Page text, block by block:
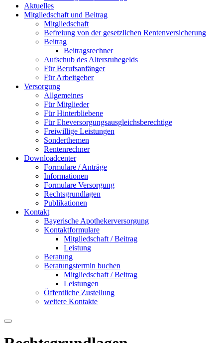
Aktuelles
Mitgliedschaft und Beitrag
Mitgliedschaft
Befreiung von der gesetzlichen Rentenversicherung
Beitrag
Beitragsrechner
Aufschub des Altersruhegelds
Für Berufsanfänger
Für Arbeitgeber
Versorgung
Allgemeines
Für Mitglieder
Für Hinterbliebene
Für Eheversorgungsausgleichsberechtige
Freiwillige Leistungen
Sonderthemen
Rentenrechner
Downloadcenter
Formulare / Anträge
Informationen
Formulare Versorgung
Rechtsgrundlagen
Publikationen
Kontakt
Bayerische Apothekerversorgung
Kontaktformulare
Mitgliedschaft / Beitrag
Leistung
Beratung
Beratungstermin buchen
Mitgliedschaft / Beitrag
Leistungen
Öffentliche Zustellung
weitere Kontakte